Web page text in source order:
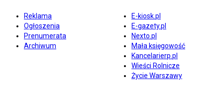
Reklama
Ogłoszenia
Prenumerata
Archiwum
E-kiosk.pl
E-gazety.pl
Nexto.pl
Mała księgowość
Kancelarierp.pl
Wieści Rolnicze
Życie Warszawy